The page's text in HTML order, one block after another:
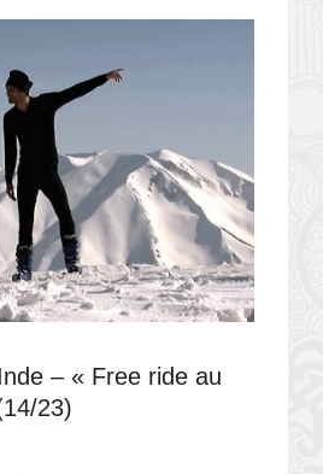
– « Free ride au
23)